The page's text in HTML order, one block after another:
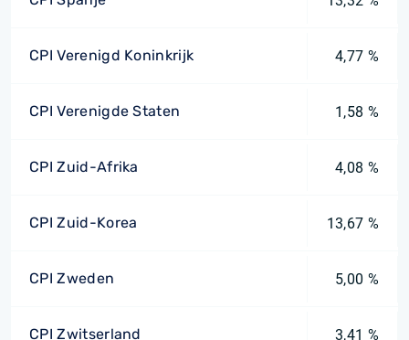
CPI Verenigd Koninkrijk 4,77 %
CPI Verenigde Staten 1,58 %
CPI Zuid-Afrika 4,08 %
CPI Zuid-Korea 13,67 %
CPI Zweden 5,00 %
CPI Zwitserland 3,41 %